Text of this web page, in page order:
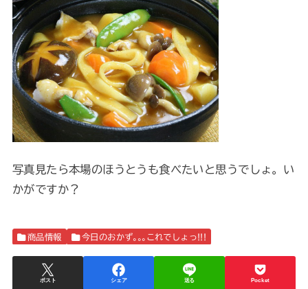
写真見たら本場のほうとうも食べたいと思うでしょ。い
かがですか？
商品情報 今日のおかず｡｡｡これでしょっ!!!
ポスト シェア 送る Pocket